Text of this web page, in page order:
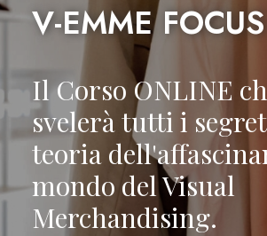
V-EMME FOCUS
Il Corso ONLINE
svelerà tutti i
teoria
mondo del Visual
Merchandising.